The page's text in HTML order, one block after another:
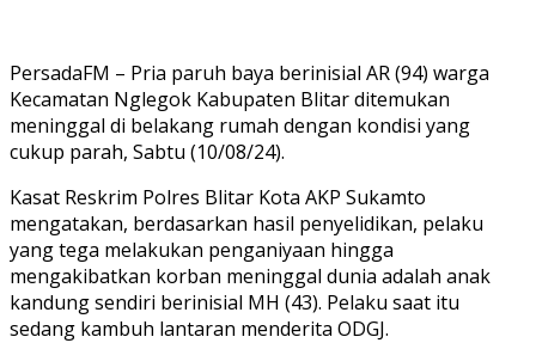
PersadaFM – Pria paruh baya berinisial AR (94) warga
Kecamatan Nglegok Kabupaten Blitar ditemukan
meninggal di belakang rumah dengan kondisi yang
cukup parah, Sabtu (10/08/24).
Kasat Reskrim Polres Blitar Kota AKP Sukamto
mengatakan, berdasarkan hasil penyelidikan, pelaku
yang tega melakukan penganiyaan hingga
mengakibatkan korban meninggal dunia adalah anak
kandung sendiri berinisial MH (43). Pelaku saat itu
sedang kambuh lantaran menderita ODGJ.